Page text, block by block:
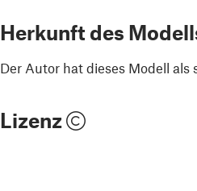
Herkunft des
Der Autor hat dieses Modell
Lizenz